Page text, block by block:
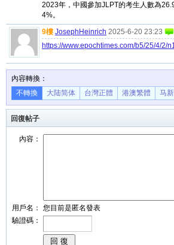
2023年，中國參加JLPT的考生人數為
4%。
9樓 JosephHeinrich 2025-6-20 23:23
https://www.epochtimes.com/b5/25/4/2/
內容轉換：
不轉換
大陆简体 台灣正體 港澳繁體 马
回復帖子
內容：
用戶名：
您目前是匿名發表
驗證碼：